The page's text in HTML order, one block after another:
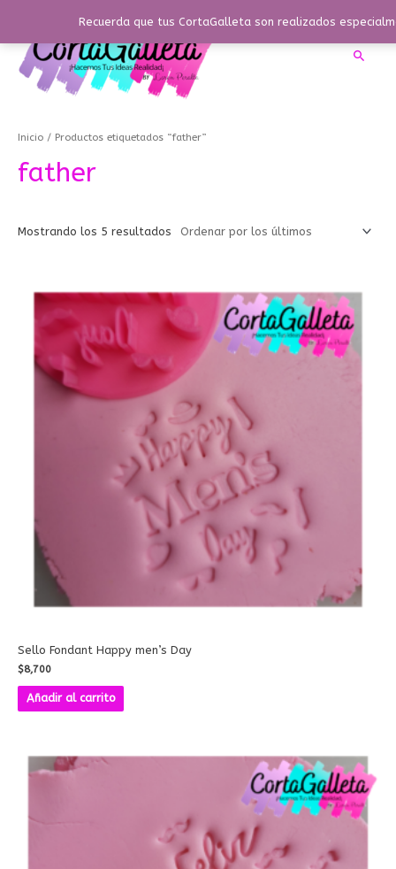
Recuerda que tus CortaGalleta son realizados
contenido
Inicio / Productos etiquetados “father”
father
Mostrando los 5 resultados
los
Sello Fondant Happy men’s Day
$8,700
Añadir al carrito